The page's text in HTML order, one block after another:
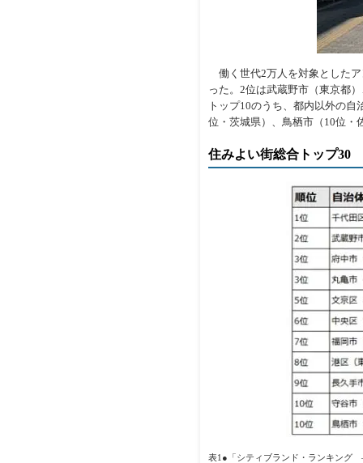
働く世代2万人を対象としたア
った。2位は武蔵野市（東京都
トップ10のうち、都内以外の
位・茨城県）、鳥栖市（10位・
住みよい街総合トップ30
表1●「シティブランド・ランキン